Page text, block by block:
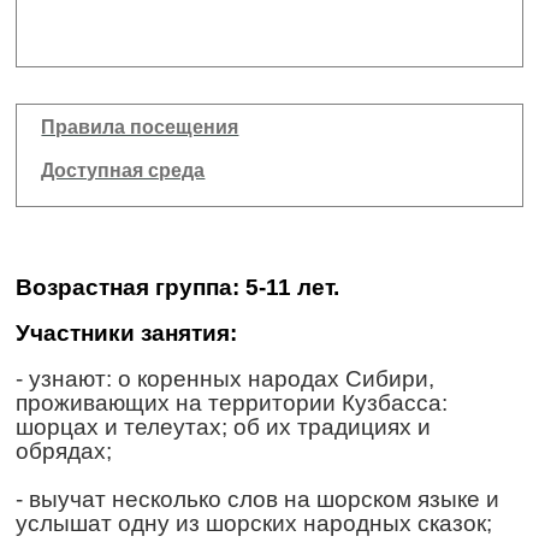
Правила посещения
Доступная среда
Возрастная группа: 5-11 лет.
Участники занятия:
- узнают: о коренных народах Сибири,
проживающих на территории Кузбасса:
шорцах и телеутах; об их традициях и
обрядах;
- выучат несколько слов на шорском языке и
услышат одну из шорских народных сказок;